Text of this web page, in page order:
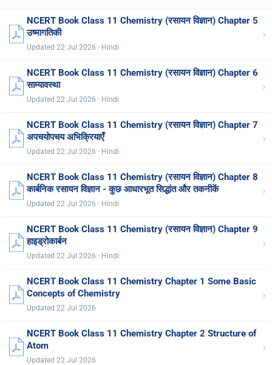
NCERT Book Class 11 Chemistry (रसायन विज्ञान) Chapter 5
उष्मागतिकी
Updated 22 Jul 2026 · Hindi
›
NCERT Book Class 11 Chemistry (रसायन विज्ञान) Chapter 6
साम्यावस्था
Updated 22 Jul 2026 · Hindi
›
NCERT Book Class 11 Chemistry (रसायन विज्ञान) Chapter 7
अपचयोपचय अभिक्रियाएँ
Updated 22 Jul 2026 · Hindi
›
NCERT Book Class 11 Chemistry (रसायन विज्ञान) Chapter 8
कार्बनिक रसायन विज्ञान - कुछ आधारभूत सिद्धांत और तकनीकें
Updated 22 Jul 2026 · Hindi
›
NCERT Book Class 11 Chemistry (रसायन विज्ञान) Chapter 9
हाइड्रोकार्बन
Updated 22 Jul 2026 · Hindi
›
NCERT Book Class 11 Chemistry Chapter 1 Some Basic
Concepts of Chemistry
Updated 22 Jul 2026
›
NCERT Book Class 11 Chemistry Chapter 2 Structure of
Atom
Updated 22 Jul 2026
›